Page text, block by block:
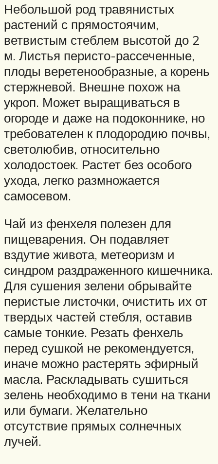
Небольшой род травянистых
растений с прямостоячим,
ветвистым стеблем высотой до 2
м. Листья перисто-рассеченные,
плоды веретенообразные, а корень
стержневой. Внешне похож на
укроп. Может выращиваться в
огороде и даже на подоконнике, но
требователен к плодородию почвы,
светолюбив, относительно
холодостоек. Растет без особого
ухода, легко размножается
самосевом.
Чай из фенхеля полезен для
пищеварения. Он подавляет
вздутие живота, метеоризм и
синдром раздраженного кишечника.
Для сушения зелени обрывайте
перистые листочки, очистить их от
твердых частей стебля, оставив
самые тонкие. Резать фенхель
перед сушкой не рекомендуется,
иначе можно растерять эфирный
масла. Раскладывать сушиться
зелень необходимо в тени на ткани
или бумаги. Желательно
отсутствие прямых солнечных
лучей.